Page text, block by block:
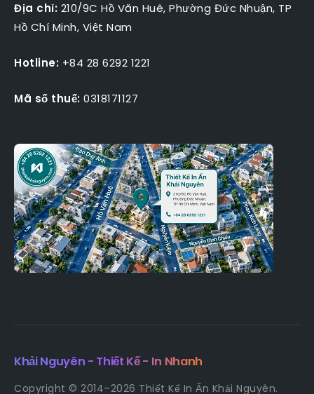
Địa chỉ: 210/9C Hồ Văn Huê, Phường Đức Nhuận, TP
Hồ Chí Minh, Việt Nam
Hotline: +84 28 6292 1221
Mã số thuế: 0318171127
Khải Nguyên - Thiết Kế - In Nhanh
Copyright © 2014–2026 Thiết Kế In Ấn Khải Nguyên.